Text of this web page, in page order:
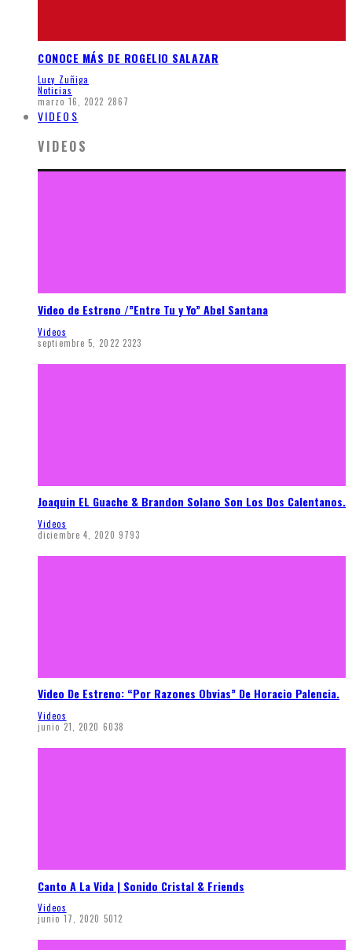
CONOCE MÁS DE ROGELIO SALAZAR
Lucy Zuñiga
Noticias
marzo 16, 2022 2867
VIDEOS
VIDEOS
Video de Estreno /”Entre Tu y Yo” Abel Santana
Videos
septiembre 5, 2022 2323
Joaquin EL Guache & Brandon Solano Son Los Dos Calentanos.
Videos
diciembre 4, 2020 9793
Video De Estreno: “Por Razones Obvias” De Horacio Palencia.
Videos
junio 21, 2020 6038
Canto A La Vida | Sonido Cristal & Friends
Videos
junio 17, 2020 5012